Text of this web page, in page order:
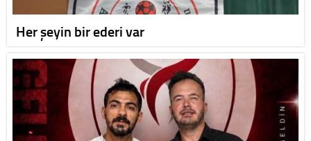
Her şeyin bir ederi var